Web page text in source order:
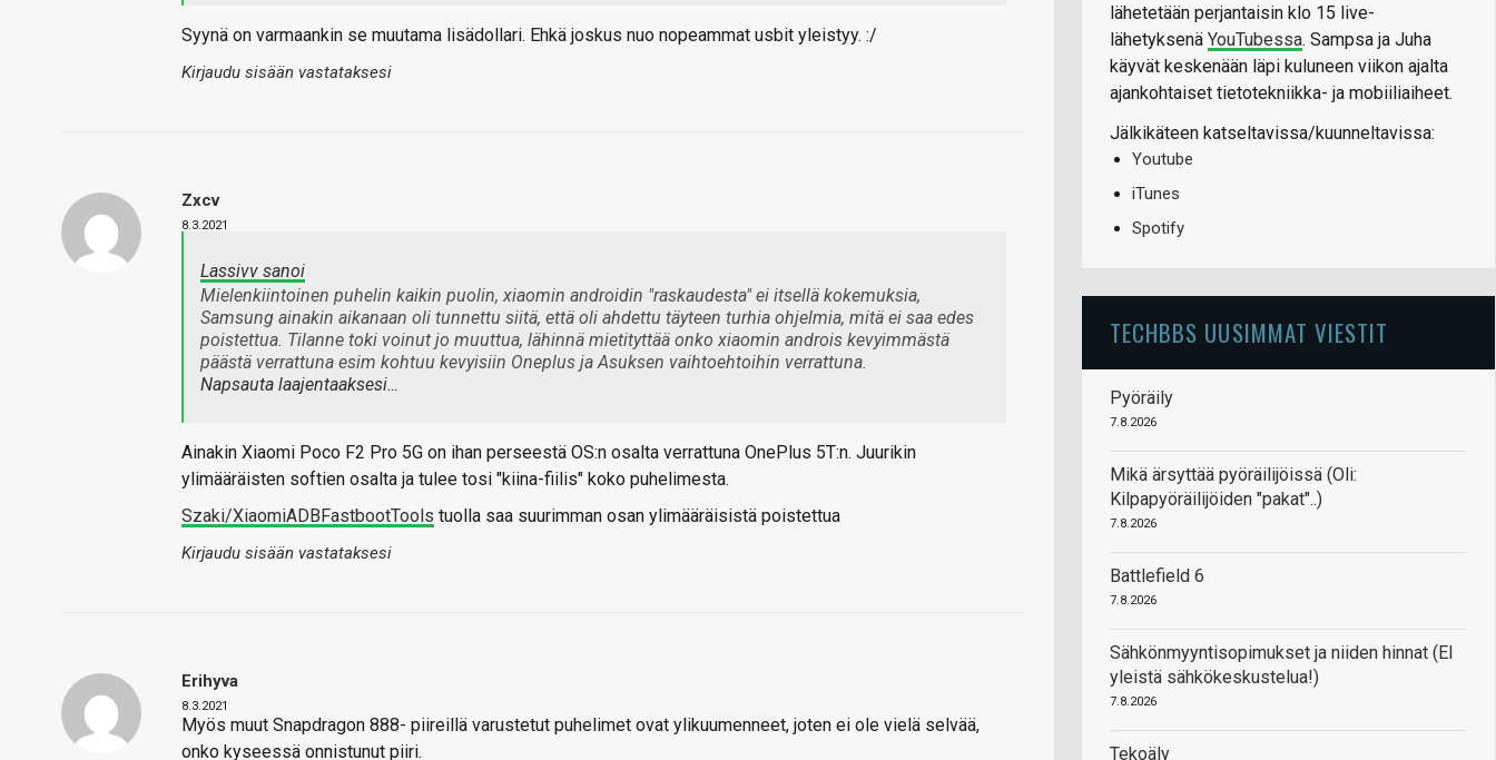
Syynä on varmaankin se muutama lisädollari. Ehkä joskus nuo nopeammat usbit yleistyy. :/
Kirjaudu sisään vastataksesi
Zxcv
8.3.2021
Lassivv sanoi
Mielenkiintoinen puhelin kaikin puolin, xiaomin androidin "raskaudesta" ei itsellä kokemuksia,
Samsung ainakin aikanaan oli tunnettu siitä, että oli ahdettu täyteen turhia ohjelmia, mitä ei saa edes
poistettua. Tilanne toki voinut jo muuttua, lähinnä mietityttää onko xiaomin androis kevyimmästä
päästä verrattuna esim kohtuu kevyisiin Oneplus ja Asuksen vaihtoehtoihin verrattuna.
Napsauta laajentaaksesi…
Ainakin Xiaomi Poco F2 Pro 5G on ihan perseestä OS:n osalta verrattuna OnePlus 5T:n. Juurikin
ylimääräisten softien osalta ja tulee tosi "kiina-fiilis" koko puhelimesta.
Szaki/XiaomiADBFastbootTools tuolla saa suurimman osan ylimääräisistä poistettua
Kirjaudu sisään vastataksesi
Erihyva
8.3.2021
Myös muut Snapdragon 888- piireillä varustetut puhelimet ovat ylikuumenneet, joten ei ole vielä selvää,
onko kyseessä onnistunut piiri.
lähetetään perjantaisin klo 15 live-
lähetyksenä YouTubessa. Sampsa ja Juha
käyvät keskenään läpi kuluneen viikon ajalta
ajankohtaiset tietotekniikka- ja mobiiliaiheet.
Jälkikäteen katseltavissa/kuunneltavissa:
Youtube
iTunes
Spotify
TECHBBS UUSIMMAT VIESTIT
Pyöräily
7.8.2026
Mikä ärsyttää pyöräilijöissä (Oli:
Kilpapyöräilijöiden "pakat"..)
7.8.2026
Battlefield 6
7.8.2026
Sähkönmyyntisopimukset ja niiden hinnat (EI
yleistä sähkökeskustelua!)
7.8.2026
Tekoäly